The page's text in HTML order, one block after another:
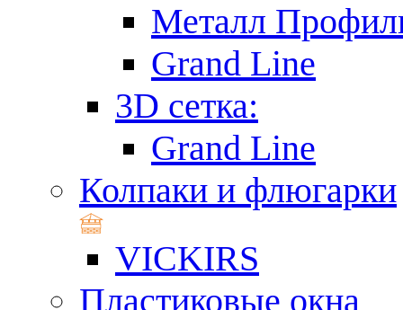
Металл
Grand Line
3D сетка:
Grand Line
Колпаки и флюгарки
VICKIRS
Пластиковые окна